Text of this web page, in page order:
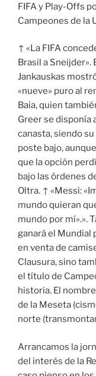
FIFA y Play-Offs
Campeones de la
↑ «La FIFA
Brasil a Sneijder».
Jankauskas
«nueve» puro al
Baia, quien
Greer se disponía
canasta, siendo
poste bajo,
que la opción
bajo las órdenes
Oltra. ↑ «Messi:
mundo quieran
mundo por mí».».
ganará el Mundial
en venta de
Clausura, sino
el título de
historia. El
de la Meseta
norte
Arrancamos la
del interés de la